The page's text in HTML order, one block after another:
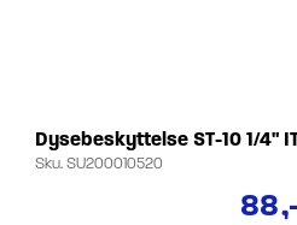
Dysebeskyttelse ST-10 1/4"
Sku.SU200010520
88